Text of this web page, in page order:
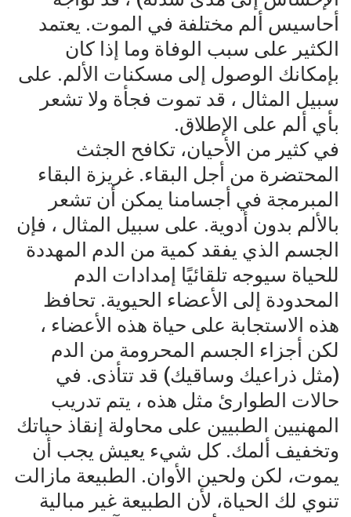
أحاسيس ألم مختلفة في الموت. يعتمد
الكثير على سبب الوفاة وما إذا كان
بإمكانك الوصول إلى مسكنات الألم. على
سبيل المثال ، قد تموت فجأة ولا تشعر
بأي ألم على الإطلاق.
في كثير من الأحيان، تكافح الجثث
المحتضرة من أجل البقاء. غريزة البقاء
المبرمجة في أجسامنا يمكن أن تشعر
بالألم بدون أدوية. على سبيل المثال ، فإن
الجسم الذي يفقد كمية من الدم المهددة
للحياة سيوجه تلقائيًا إمدادات الدم
المحدودة إلى الأعضاء الحيوية. تحافظ
هذه الاستجابة على حياة هذه الأعضاء ،
لكن أجزاء الجسم المحرومة من الدم
(مثل ذراعيك وساقيك) قد تتأذى. في
حالات الطوارئ مثل هذه ، يتم تدريب
المهنيين الطبيين على محاولة إنقاذ حياتك
وتخفيف ألمك. كل شيء يعيش يجب أن
يموت، لكن ولحين الأوان. الطبيعة مازالت
تنوي لك الحياة، لأن الطبيعة غير مبالية